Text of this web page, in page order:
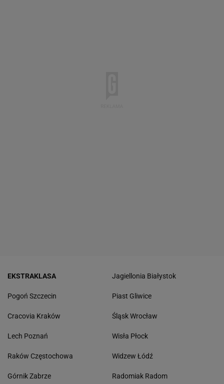
EKSTRAKLASA
Pogoń Szczecin
Cracovia Kraków
Lech Poznań
Raków Częstochowa
Górnik Zabrze
Jagiellonia Białystok
Piast Gliwice
Śląsk Wrocław
Wisła Płock
Widzew Łódź
Radomiak Radom